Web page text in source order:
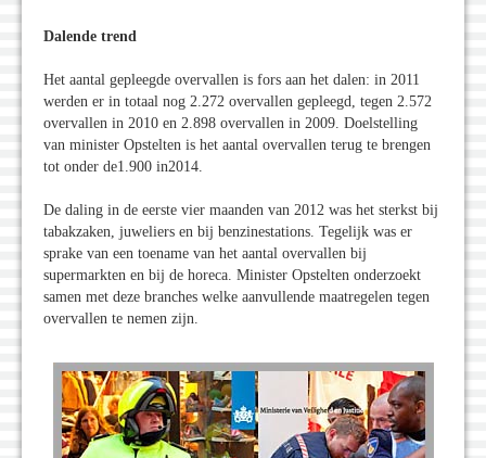
Dalende trend
Het aantal gepleegde overvallen is fors aan het dalen: in 2011
werden er in totaal nog 2.272 overvallen gepleegd, tegen 2.572
overvallen in 2010 en 2.898 overvallen in 2009. Doelstelling
van minister Opstelten is het aantal overvallen terug te brengen
tot onder de1.900 in2014.
De daling in de eerste vier maanden van 2012 was het sterkst bij
tabakzaken, juweliers en bij benzinestations. Tegelijk was er
sprake van een toename van het aantal overvallen bij
supermarkten en bij de horeca. Minister Opstelten onderzoekt
samen met deze branches welke aanvullende maatregelen tegen
overvallen te nemen zijn.